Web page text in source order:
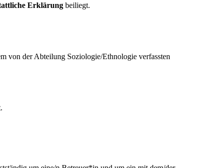
Erklärung beiliegt.
von der Abteilung Soziologie/Ethnologie verfassten